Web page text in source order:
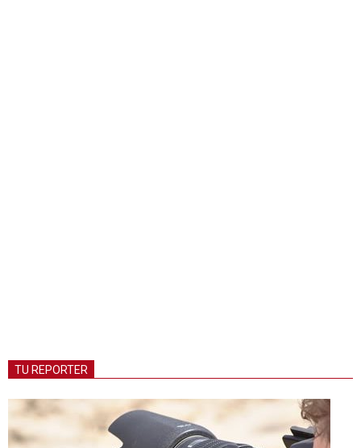
TU REPORTER